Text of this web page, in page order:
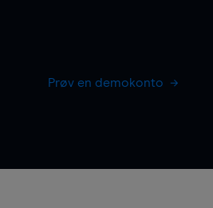
Prøv en demokonto